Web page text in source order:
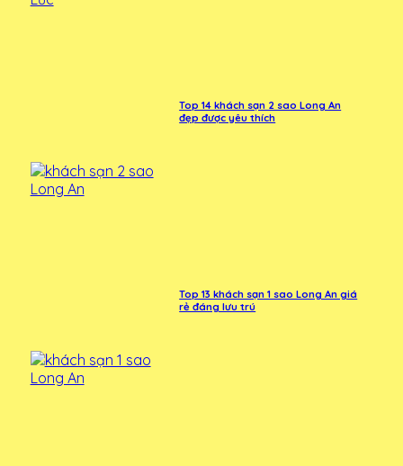
Top 14 khách sạn 2 sao Long An
đẹp được yêu thích
Top 13 khách sạn 1 sao Long An giá
rẻ đáng lưu trú